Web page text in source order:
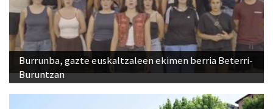
Burrunba, gazte euskaltzaleen ekimen berria Beterri-
Buruntzan